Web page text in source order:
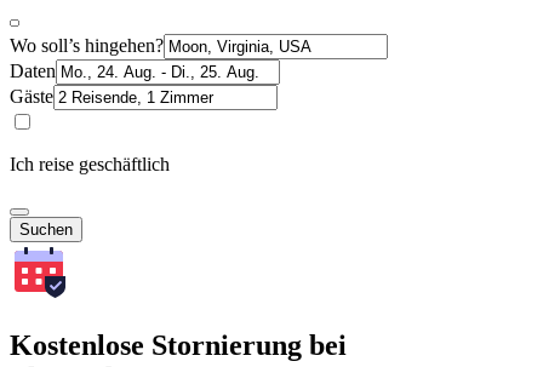
Wo soll’s hingehen?
Daten
Gäste
Ich reise geschäftlich
Suchen
Kostenlose Stornierung bei